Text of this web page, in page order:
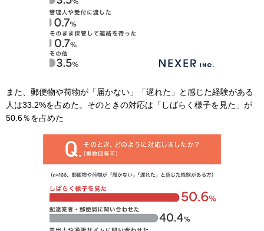
また、郵便物や荷物が「届かない」「遅れた」と感じた経験がある
人は33.2%を占めた。そのときの対応は「しばらく様子を見た」が
50.6％を占めた